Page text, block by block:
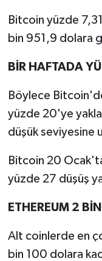
Bitcoin yüzde
bin 951,9 dolara
BİR HAFTADA
Böylece
yüzde 20'ye
düşük seviyesine
Bitcoin 20
yüzde 27 düşüş
ETHEREUM 2
Alt coinlerde en
bin 100 dolara